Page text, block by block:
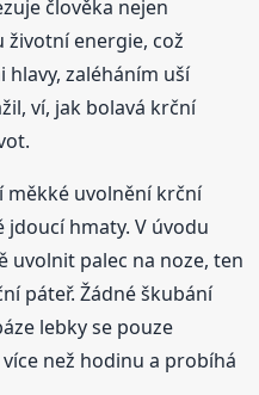
člověka nejen
životní energie, což
hlavy, zaléháním uší
ví, jak bolavá krční
měkké uvolnění krční
hmaty. V úvodu
uvolnit palec na noze, ten
páteř. Žádné škubání
lebky se pouze
než hodinu a probíhá